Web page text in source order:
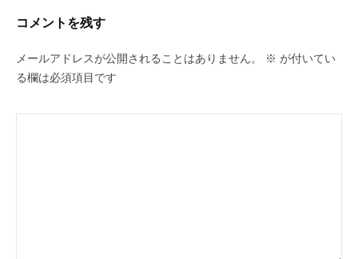
コメントを残す
メールアドレスが公開されることはありません。 ※ が付いてい
る欄は必須項目です